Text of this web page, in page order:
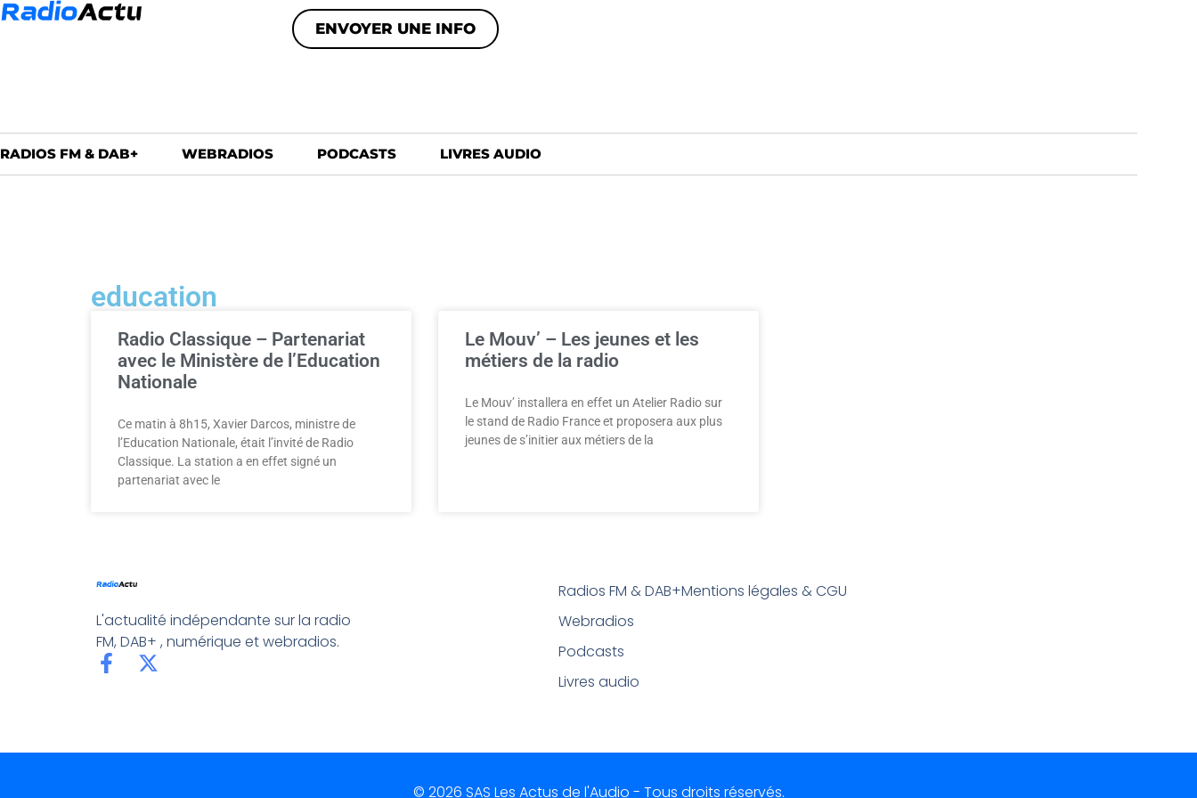
ENVOYER UNE INFO
RADIOS FM & DAB+ WEBRADIOS PODCASTS LIVRES AUDIO
education
Radio Classique – Partenariat
avec le Ministère de l’Education
Nationale
Ce matin à 8h15, Xavier Darcos, ministre de
l’Education Nationale, était l’invité de Radio
Classique. La station a en effet signé un
partenariat avec le
Le Mouv’ – Les jeunes et les
métiers de la radio
Le Mouv’ installera en effet un Atelier Radio sur
le stand de Radio France et proposera aux plus
jeunes de s’initier aux métiers de la
L'actualité indépendante sur la radio
FM, DAB+ , numérique et webradios.
Radios FM & DAB+
Webradios
Podcasts
Livres audio
Mentions légales & CGU
© 2026 SAS Les Actus de l'Audio - Tous droits réservés.